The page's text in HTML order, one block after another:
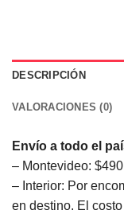
DESCRIPCIÓN
VALORACIONES (0)
Envío a todo el
– Montevideo: $490
– Interior: Por
en destino. El